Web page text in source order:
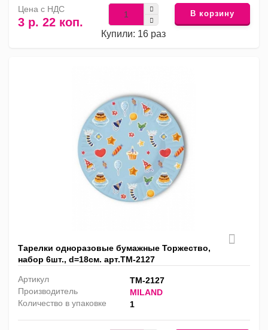
Цена с НДС
3 р. 22 коп.
Купили: 16 раз
В корзину
Тарелки одноразовые бумажные Торжество,
набор 6шт., d=18см. арт.ТМ-2127
Артикул
ТМ-2127
Производитель
MILAND
Количество в упаковке
1